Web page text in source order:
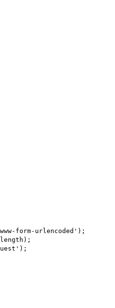
form-urlencoded' );
);